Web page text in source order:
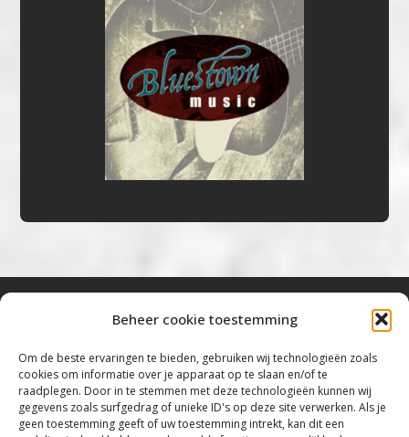
Beheer cookie toestemming
Om de beste ervaringen te bieden, gebruiken wij technologieën zoals
cookies om informatie over je apparaat op te slaan en/of te
raadplegen. Door in te stemmen met deze technologieën kunnen wij
gegevens zoals surfgedrag of unieke ID's op deze site verwerken. Als je
geen toestemming geeft of uw toestemming intrekt, kan dit een
“Voor de mooiste Blues, Rock, Roots &
Americana”